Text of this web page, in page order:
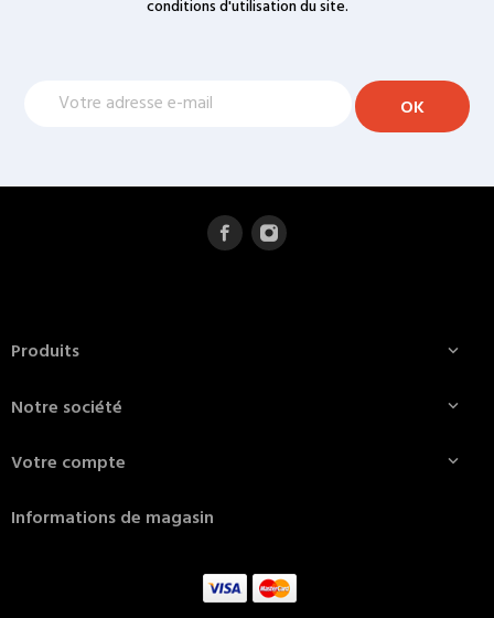
conditions d'utilisation du site.
Produits 
Notre société 
Votre compte 
Informations de magasin